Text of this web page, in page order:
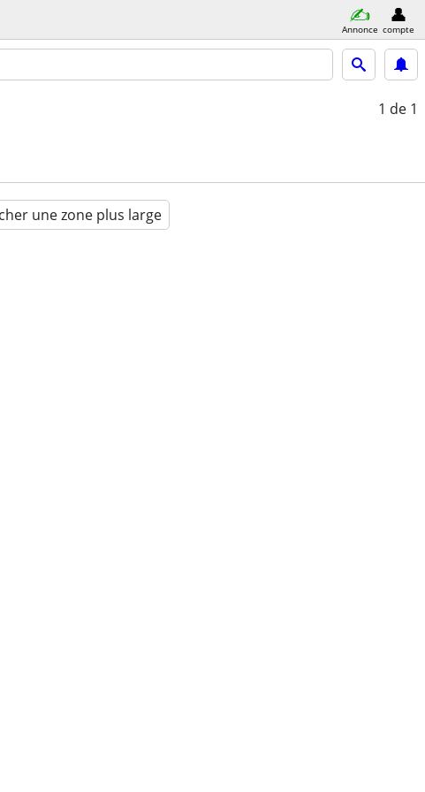
Annonce compte
1 de 1
une zone plus large